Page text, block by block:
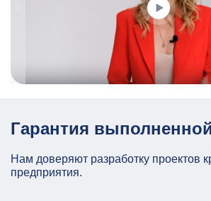
Гарантия
Нам доверяют разработку проектов
предприятия.